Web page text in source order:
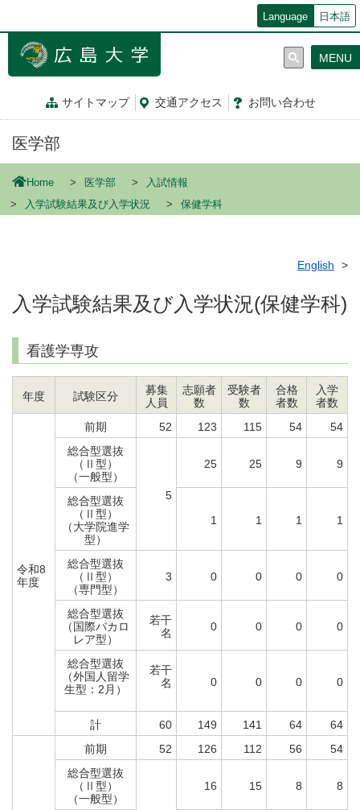
ン
Language 日本語
サイトマップ 交通アクセス お問い合わせ
MENU
医学部
Home 医学部
入試情報
入学試験結果及び入学状況
保健学科
English
入学試験結果及び入学状況(保健学科)
看護学専攻
年度 試験区分
募集
人員
志願者
数
受験者
数
合格
者数
入学
者数
令和8
年度
前期 52 123 115 54
54
総合型選抜
（Ⅱ型）
（一般型）
5
25 25 9 9
総合型選抜
（Ⅱ型）
（大学院進学
型）
1 1 1 1
総合型選抜
（Ⅱ型）
（専門型）
3 0 0 0 0
総合型選抜
（国際バカロ
レア型）
若干
名
0 0 0 0
総合型選抜
（外国人留学
生型：2月）
若干
名
0 0 0 0
計 60 149 141 64 64
前期 52 126 112 56
54
総合型選抜
（Ⅱ型）
（一般型）
16 15 8 8